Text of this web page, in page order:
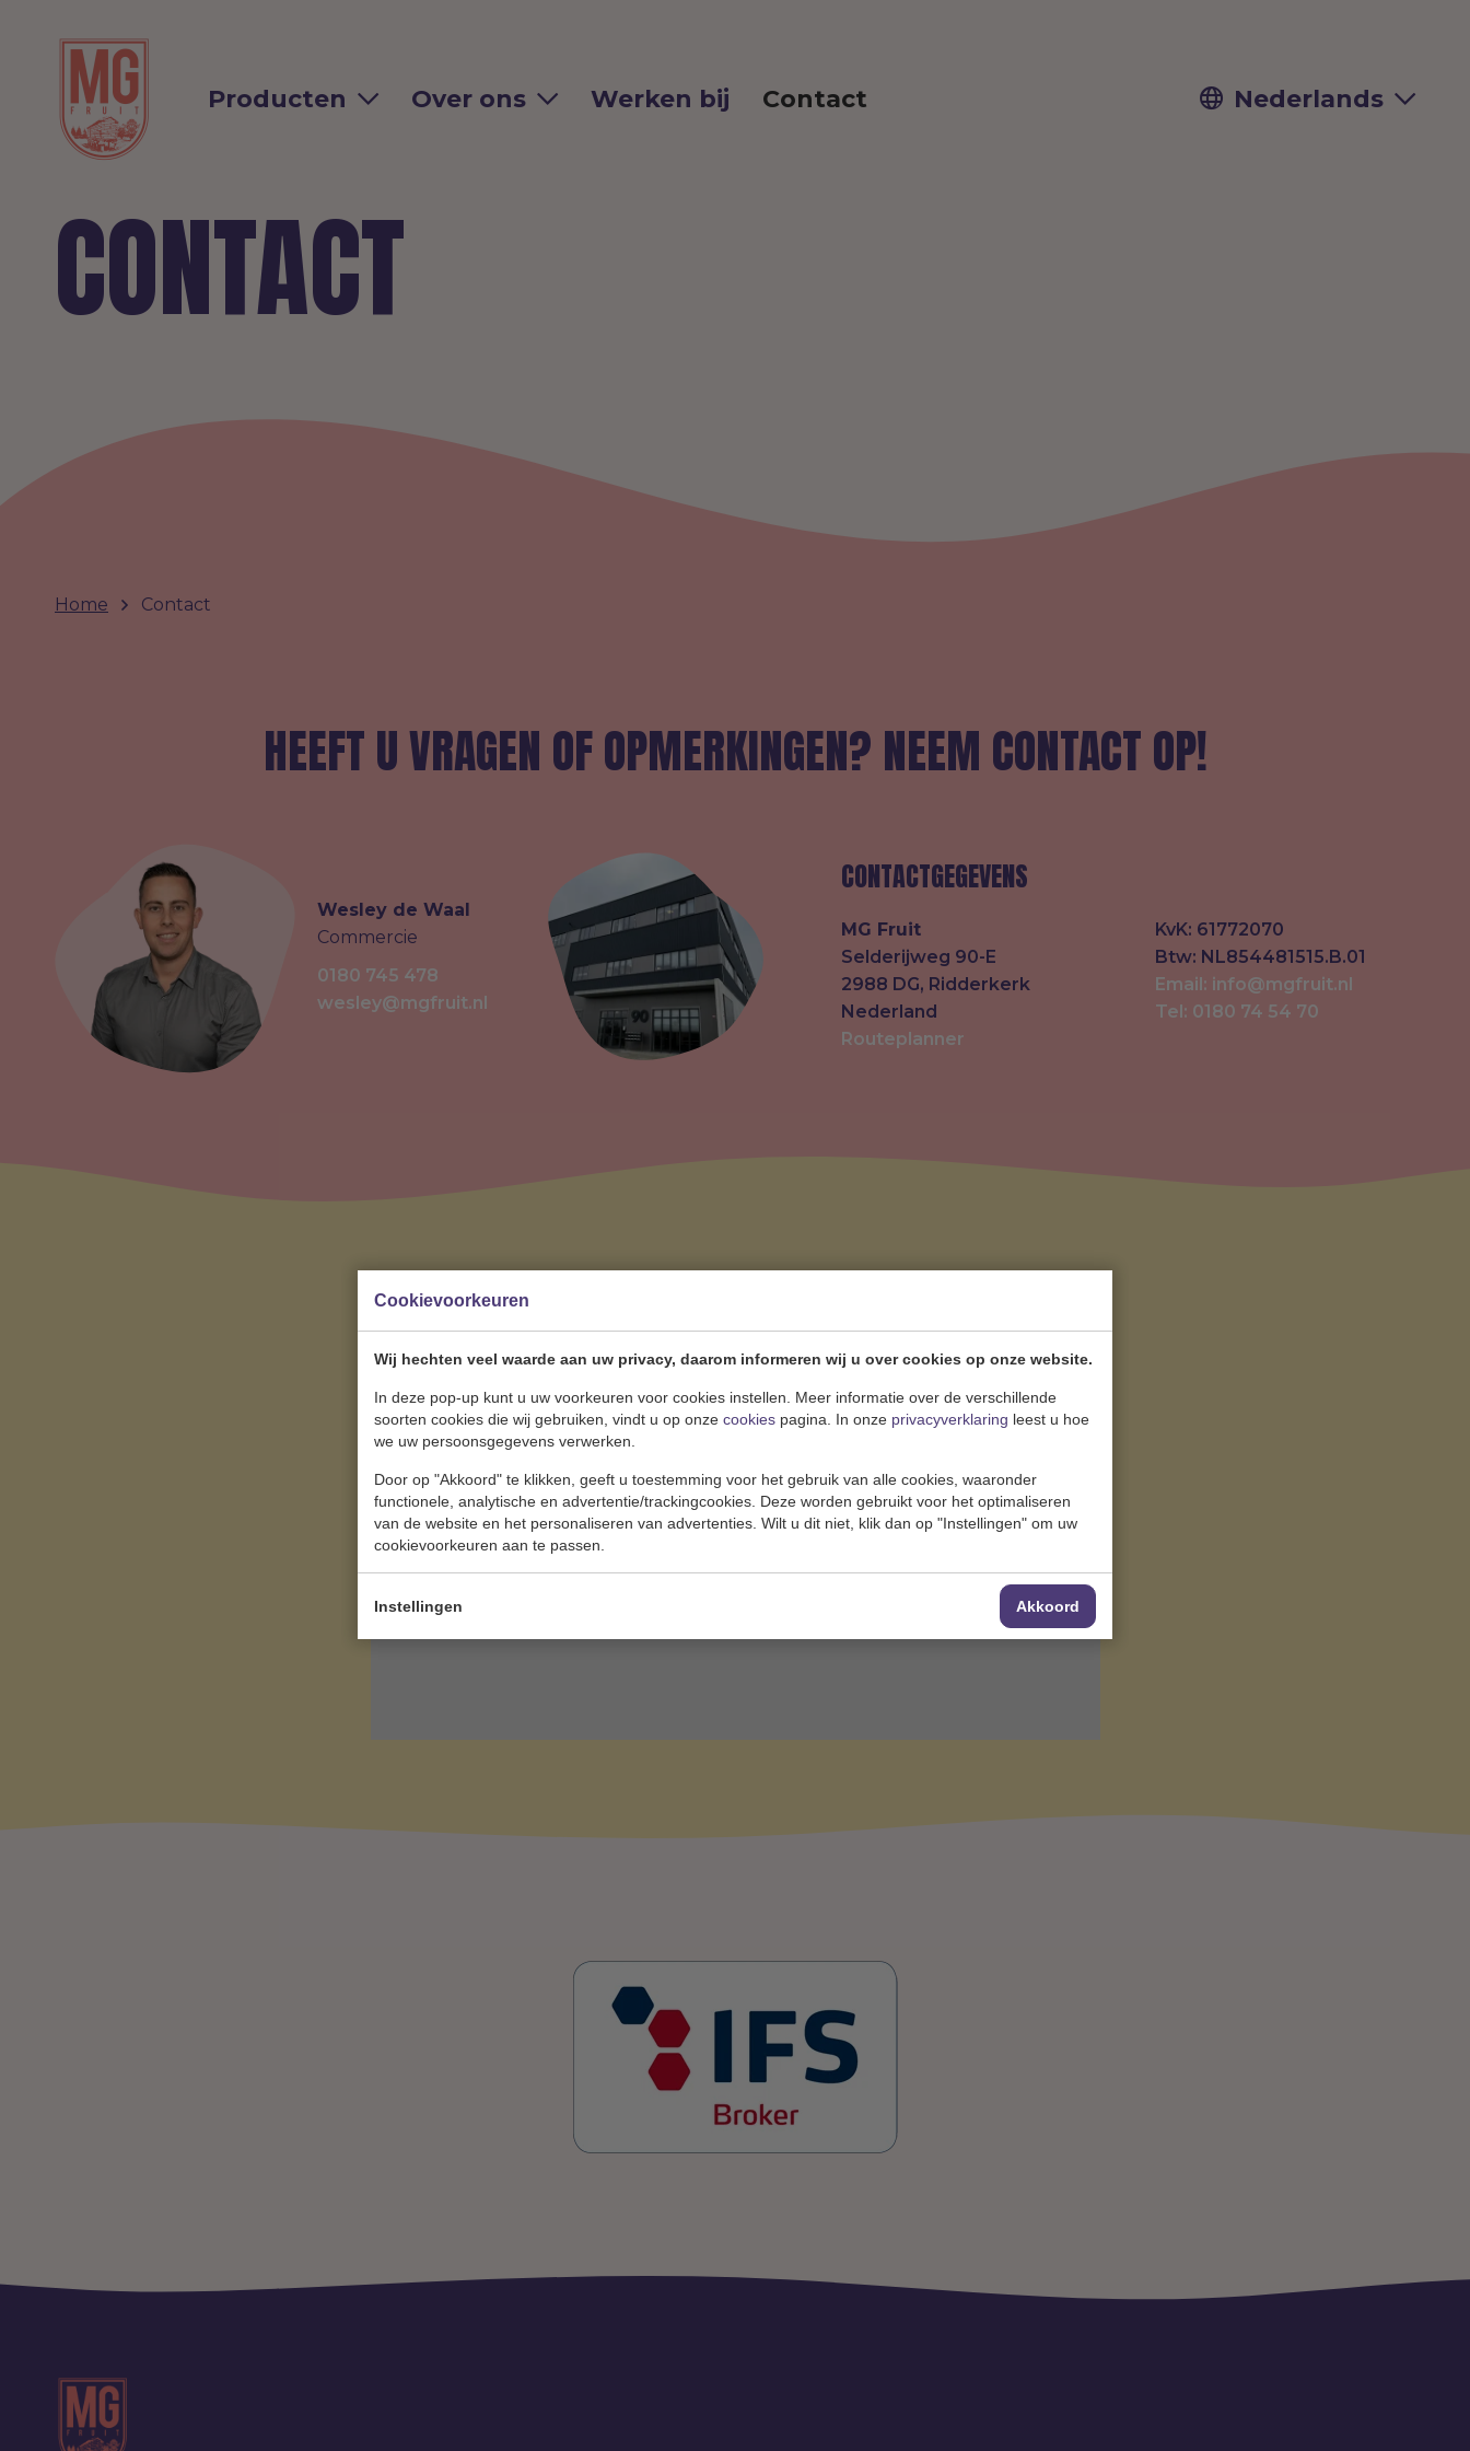
Cookievoorkeuren
Wij hechten veel waarde aan uw privacy, daarom informeren wij u over cookies op onze website.
In deze pop-up kunt u uw voorkeuren voor cookies instellen. Meer informatie over de verschillende
soorten cookies die wij gebruiken, vindt u op onze cookies pagina. In onze privacyverklaring leest u hoe
we uw persoonsgegevens verwerken.
Door op "Akkoord" te klikken, geeft u toestemming voor het gebruik van alle cookies, waaronder
functionele, analytische en advertentie/trackingcookies. Deze worden gebruikt voor het optimaliseren
van de website en het personaliseren van advertenties. Wilt u dit niet, klik dan op "Instellingen" om uw
cookievoorkeuren aan te passen.
Instellingen Akkoord
Producten Over ons Werken bij Contact Nederlands
CONTACT
Home Contact
HEEFT U VRAGEN OF OPMERKINGEN? NEEM CONTACT OP!
Wesley de Waal
Commercie
0180 745 478
wesley@mgfruit.nl
CONTACTGEGEVENS
MG Fruit
Selderijweg 90-E
2988 DG, Ridderkerk
Nederland
Routeplanner
KvK: 61772070
Btw: NL854481515.B.01
Email: info@mgfruit.nl
Tel: 0180 74 54 70
Je huidige cookie-instellingen blokkeren dit onderdeel. Pas je cookie-
instellingen aan om toegang te krijgen tot dit onderdeel.